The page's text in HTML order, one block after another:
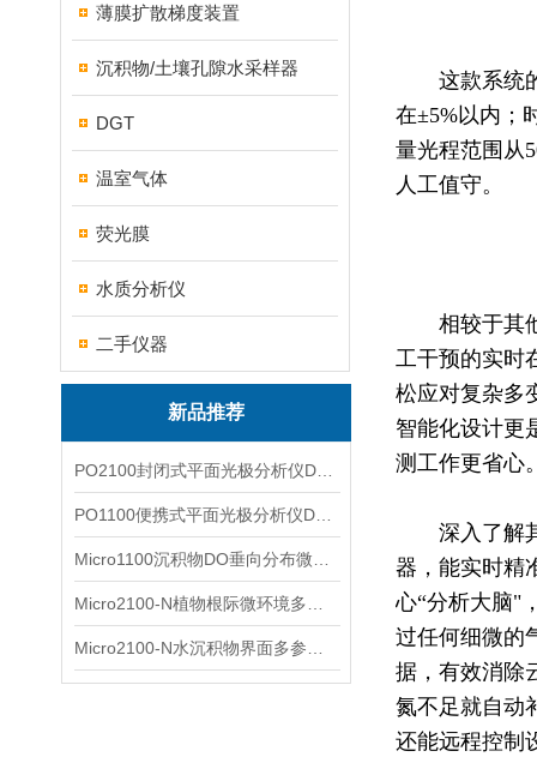
薄膜扩散梯度装置
沉积物/土壤孔隙水采样器
DGT
温室气体
荧光膜
水质分析仪
二手仪器
新品推荐
这款系统
在±5%以内；
量光程范围从
人工值守。
相较于其
工干预的实时
松应对复杂多
智能化设计更
测工作更省心
深入了解
器，能实时精
心“分析大脑"
过任何细微的
据，有效消除
氮不足就自动
还能远程控制